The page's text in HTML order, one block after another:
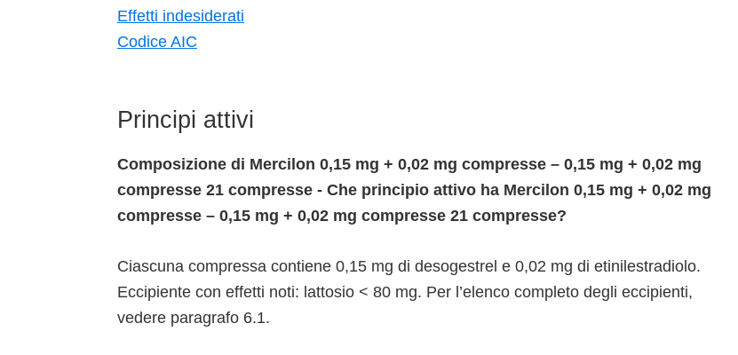
Effetti indesiderati
Codice AIC
Principi attivi
Composizione di Mercilon 0,15 mg + 0,02 mg compresse – 0,15 mg + 0,02 mg
compresse 21 compresse - Che principio attivo ha Mercilon 0,15 mg + 0,02 mg
compresse – 0,15 mg + 0,02 mg compresse 21 compresse?
Ciascuna compressa contiene 0,15 mg di desogestrel e 0,02 mg di etinilestradiolo.
Eccipiente con effetti noti: lattosio < 80 mg. Per l’elenco completo degli eccipienti,
vedere paragrafo 6.1.